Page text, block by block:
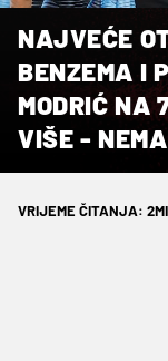
NAJVEĆE
BENZEMA I
MODRIĆ NA
VIŠE - NEMA
VRIJEME ČITANJA: